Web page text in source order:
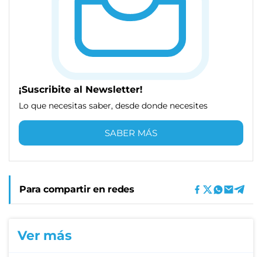
¡Suscribite al Newsletter!
Lo que necesitas saber, desde donde necesites
SABER MÁS
Para compartir en redes
Ver más